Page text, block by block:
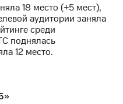
18 место (+5 мест),
аудитории заняла
среди
поднялась
12 место.